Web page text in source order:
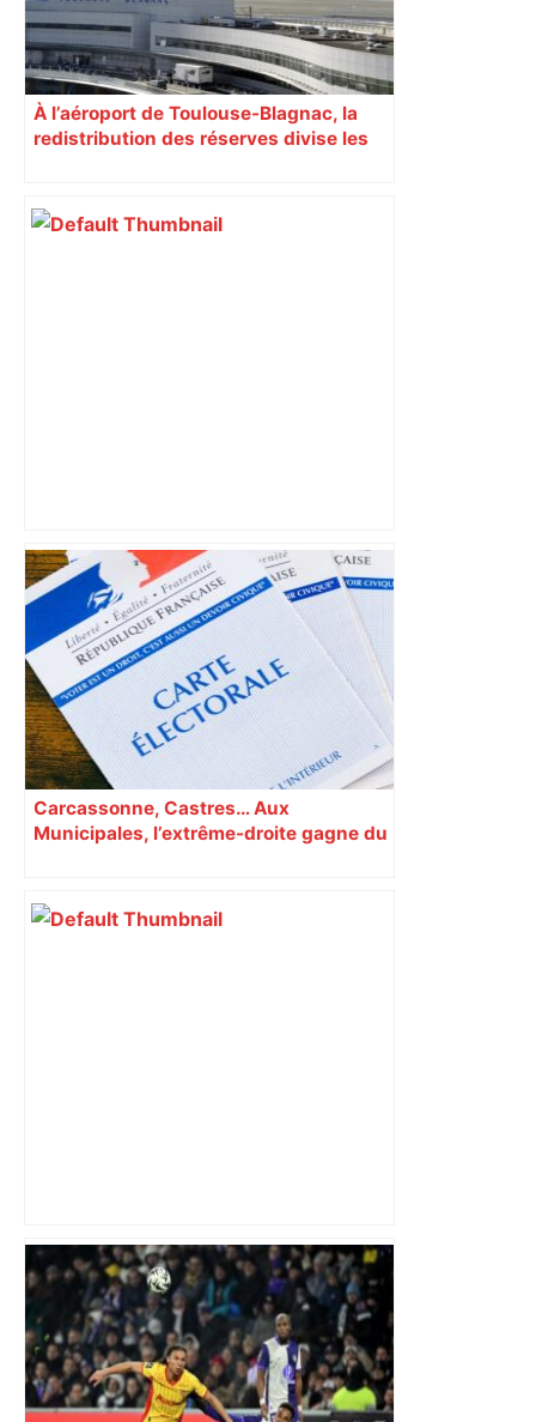
À l’aéroport de Toulouse-Blagnac, la
redistribution des réserves divise les
Municipales 2026 : Toulouse va-t-elle
enfin passer à gauche et en finir avec
son « anomalie » ? – L'Humanité
Carcassonne, Castres… Aux
Municipales, l’extrême-droite gagne du
Capilla en bleu ciel pour combien de
temps encore ? Toulouse et l'UBB aux
aguets – Rugbynistere